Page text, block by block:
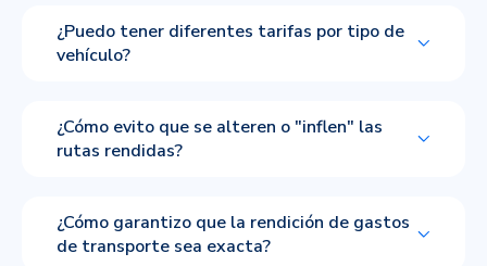
¿Puedo tener diferentes tarifas por tipo de
vehículo?
¿Cómo evito que se alteren o "inflen" las
rutas rendidas?
¿Cómo garantizo que la rendición de gastos
de transporte sea exacta?